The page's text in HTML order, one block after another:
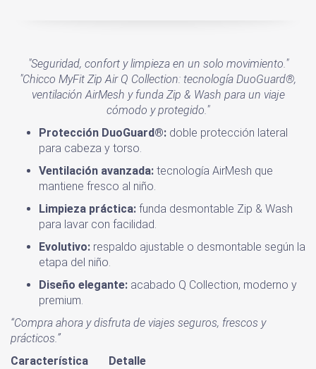
"Seguridad, confort y limpieza en un solo movimiento."
"Chicco MyFit Zip Air Q Collection: tecnología DuoGuard®,
ventilación AirMesh y funda Zip & Wash para un viaje
cómodo y protegido."
Protección DuoGuard®: doble protección lateral
para cabeza y torso.
Ventilación avanzada: tecnología AirMesh que
mantiene fresco al niño.
Limpieza práctica: funda desmontable Zip & Wash
para lavar con facilidad.
Evolutivo: respaldo ajustable o desmontable según la
etapa del niño.
Diseño elegante: acabado Q Collection, moderno y
premium.
“Compra ahora y disfruta de viajes seguros, frescos y
prácticos.”
Característica
Detalle